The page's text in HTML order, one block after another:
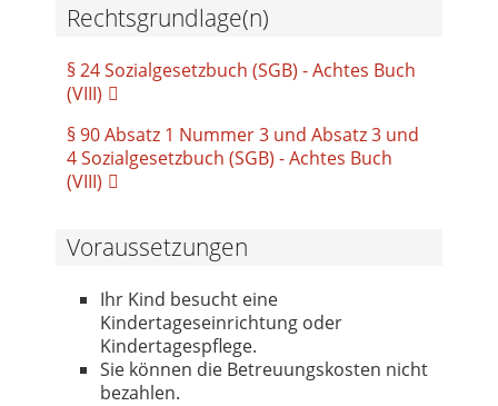
Rechtsgrundlage(n)
§ 24 Sozialgesetzbuch (SGB) - Achtes Buch
(VIII)
§ 90 Absatz 1 Nummer 3 und Absatz 3 und
4 Sozialgesetzbuch (SGB) - Achtes Buch
(VIII)
Voraussetzungen
Ihr Kind besucht eine
Kindertageseinrichtung oder
Kindertagespflege.
Sie können die Betreuungskosten nicht
bezahlen.